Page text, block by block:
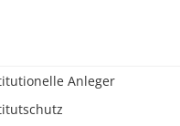
Anleger